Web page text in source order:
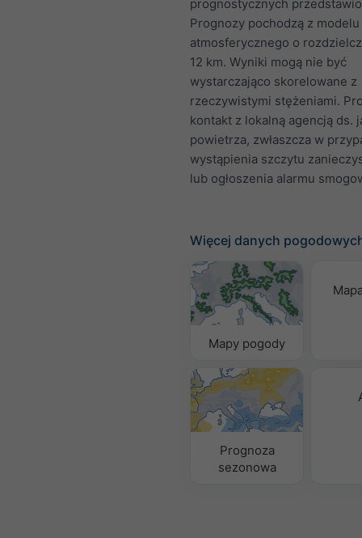
prognostycznych
Prognozy pochodzą z modelu
atmosferycznego o
12 km. Wyniki mogą nie być
wystarczająco skorelowane z
rzeczywistymi stężeniami.
kontakt z lokalną agencją ds.
powietrza, zwłaszcza w
wystąpienia szczytu
lub ogłoszenia alarmu
Więcej danych
Mapy pogody
Prognoza
sezonowa